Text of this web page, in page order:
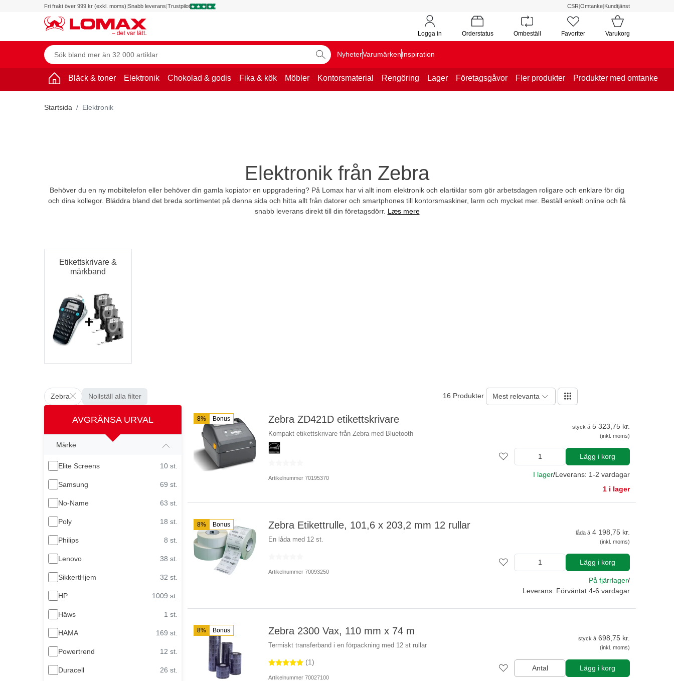
Fri frakt över 999 kr (exkl. moms)|Snabb leverans|Trustpilot CSR|Omtanke|Kundtjänst
Logga in Orderstatus Ombeställ Favoriter Varukorg
NyheterVarumärkenInspiration
Bläck & toner Elektronik Chokolad & godis Fika & kök Möbler Kontorsmaterial Rengöring Lager Företagsgåvor Fler produkter Produkter med omtanke
Startsida Elektronik
Elektronik från Zebra
Behöver du en ny mobiltelefon eller behöver din gamla kopiator en uppgradering? På Lomax har vi allt inom elektronik och elartiklar som gör arbetsdagen roligare och enklare för dig
och dina kollegor. Bläddra bland det breda sortimentet på denna sida och hitta allt från datorer och smartphones till kontorsmaskiner, larm och mycket mer. Beställ enkelt online och få
snabb leverans direkt till din företagsdörr. Læs mere
Etikettskrivare &
märkband
Zebra Nollställ alla filter 16 Produkter Mest relevanta
AVGRÄNSA URVAL
Märke
Elite Screens 10 st.
Samsung 69 st.
No-Name 63 st.
Poly 18 st.
Philips 8 st.
Lenovo 38 st.
SikkertHjem 32 st.
HP 1009 st.
Hâws 1 st.
HAMA 169 st.
Powertrend 12 st.
Duracell 26 st.
8% Bonus Zebra ZD421D etikettskrivare
Kompakt etikettskrivare från Zebra med Bluetooth
Artikelnummer 70195370
styck á 5 323,75 kr.
(inkl. moms)
Lägg i korg
I lager/Leverans: 1-2 vardagar
1 i lager
8% Bonus Zebra Etikettrulle, 101,6 x 203,2 mm 12 rullar
En låda med 12 st.
Artikelnummer 70093250
låda á 4 198,75 kr.
(inkl. moms)
Lägg i korg
På fjärrlager/
Leverans: Förväntat 4-6 vardagar
8% Bonus Zebra 2300 Vax, 110 mm x 74 m
Termiskt transferband i en förpackning med 12 st rullar
(1)
Artikelnummer 70027100
styck á 698,75 kr.
(inkl. moms)
Antal Lägg i korg